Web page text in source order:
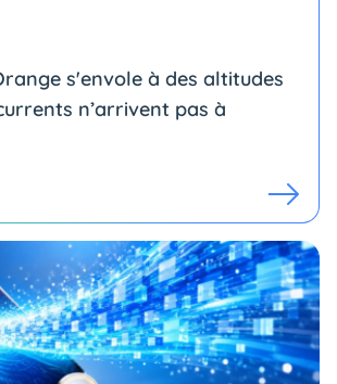
s'envole à des altitudes
n’arrivent pas à